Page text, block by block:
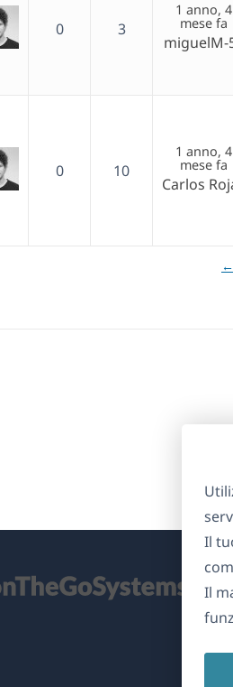
Il
Il
0 3
1 anno, 4
mese fa
miguelM-
0 10
1 anno, 4
mese fa
Carlos
←